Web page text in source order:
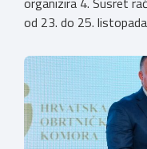
od 23. do 25.
otvoren u petak, 23.
poslijepodnevnim, uz
domaćina. Tijekom
predavanja,
aktualne teme. […]